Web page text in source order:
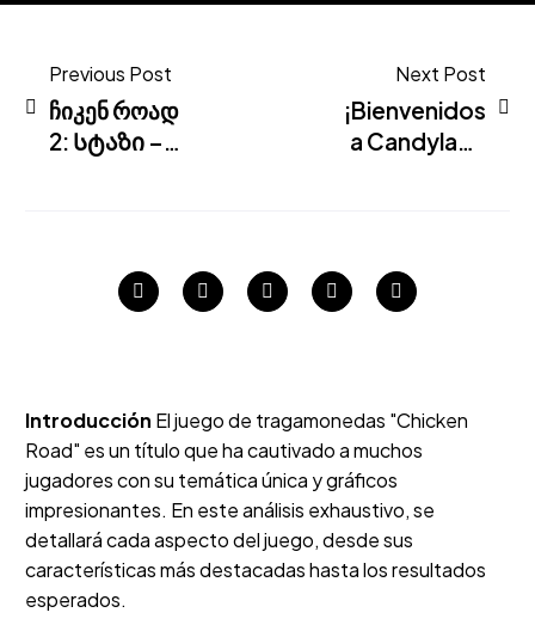
Previous Post
ჩიკენ როად
2: Სტაზი –
Next Post
¡Bienvenidos
a Candyland
emocionante!
Introducción El juego de tragamonedas "Chicken
Road" es un título que ha cautivado a muchos
jugadores con su temática única y gráficos
impresionantes. En este análisis exhaustivo, se
detallará cada aspecto del juego, desde sus
características más destacadas hasta los resultados
esperados.